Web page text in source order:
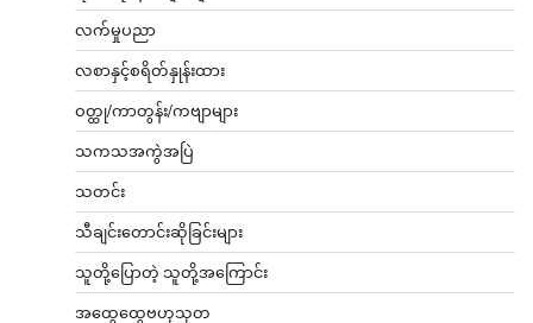
လက်မှုပညာ
လစာနှင့်စရိတ်နှုန်းထား
ဝတ္ထု/ကာတွန်း/ကဗျာများ
သကသအကွဲအပြဲ
သတင်း
သီချင်းတောင်းဆိုခြင်းများ
သူတို့ပြောတဲ့ သူတို့အကြောင်း
အထွေထွေဗဟုသုတ